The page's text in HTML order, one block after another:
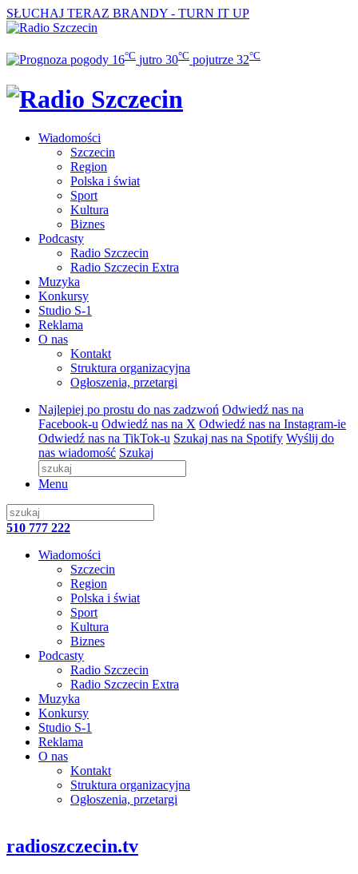
SŁUCHAJ TERAZ BRANDY - TURN IT UP
16°C jutro 30°C pojutrze 32°C
Wiadomości
Szczecin
Region
Polska i świat
Sport
Kultura
Biznes
Podcasty
Radio Szczecin
Radio Szczecin Extra
Muzyka
Konkursy
Studio S-1
Reklama
O nas
Kontakt
Struktura organizacyjna
Ogłoszenia, przetargi
Najlepiej po prostu do nas zadzwoń Odwiedź nas na
Facebook-u Odwiedź nas na X Odwiedź nas na Instagram-ie
Odwiedź nas na TikTok-u Szukaj nas na Spotify Wyślij do
nas wiadomość Szukaj
Menu
510 777 222
Wiadomości
Szczecin
Region
Polska i świat
Sport
Kultura
Biznes
Podcasty
Radio Szczecin
Radio Szczecin Extra
Muzyka
Konkursy
Studio S-1
Reklama
O nas
Kontakt
Struktura organizacyjna
Ogłoszenia, przetargi
radioszczecin.tv